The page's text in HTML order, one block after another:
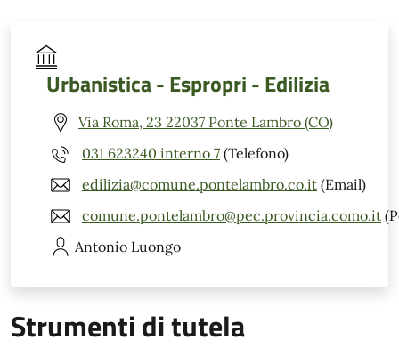
Urbanistica - Espropri - Edilizia
Via Roma, 23 22037 Ponte Lambro (CO)
031 623240 interno 7 (Telefono)
edilizia@comune.pontelambro.co.it (Email)
comune.pontelambro@pec.provincia.como.it
Antonio Luongo
Strumenti di tutela